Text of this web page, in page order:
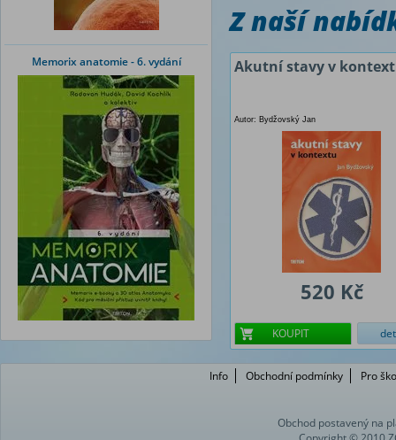
Memorix anatomie - 6. vydání
Z naší
Akutní stavy v
Autor: Bydžovský Jan
520 Kč
KOUPIT
Info Obchodní podmínky Pro
Obchod postavený na